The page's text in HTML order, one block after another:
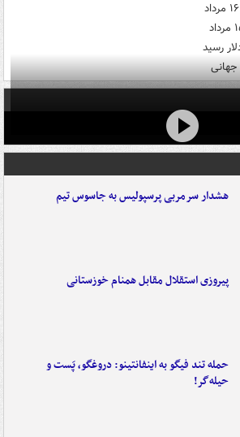
جهانی
هشدار سرمربی پرسپولیس به جاسوس تیم
پیروزی استقلال مقابل همنام خوزستانی
حمله تند فیگو به اینفانتینو: دروغگو، پَست‌ و
حیله‌گر!